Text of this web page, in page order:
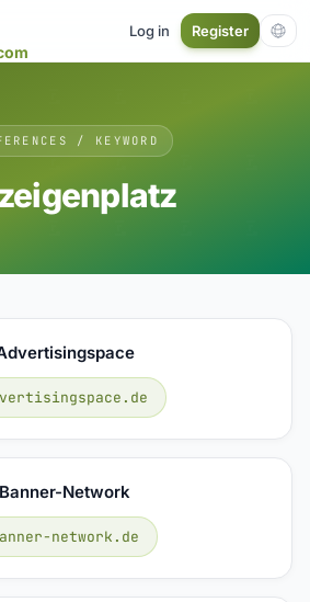
Log in Register
/ KEYWORD
Banner-Network
network.de